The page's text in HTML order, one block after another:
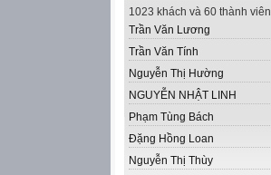
1023 khách và 60 thành viên
Trần Văn Lương
Trần Văn Tính
Nguyễn Thị Hường
NGUYỄN NHẬT LINH
Phạm Tùng Bách
Đặng Hồng Loan
Nguyễn Thị Thùy